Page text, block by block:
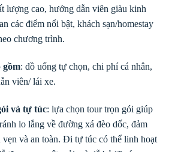
lượng cao, hướng dẫn viên giàu kinh
các điểm nổi bật, khách sạn/homestay
chương trình.
gồm: đồ uống tự chọn, chi phí cá nhân,
viên/ lái xe.
và tự túc: lựa chọn tour trọn gói giúp
lo lắng về đường xá đèo dốc, đảm
vẹn và an toàn. Đi tự túc có thể linh hoạt